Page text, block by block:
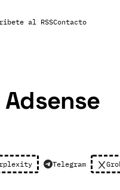
al RSSContacto
Telegram